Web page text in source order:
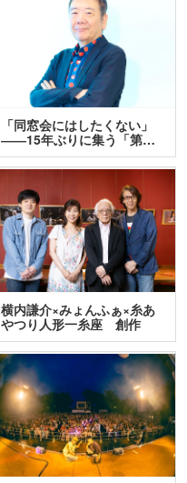
「同窓会にはしたくない」
――15年ぶりに集う「第…
横内謙介×みょんふぁ×糸あ
やつり人形一糸座 創作
人…